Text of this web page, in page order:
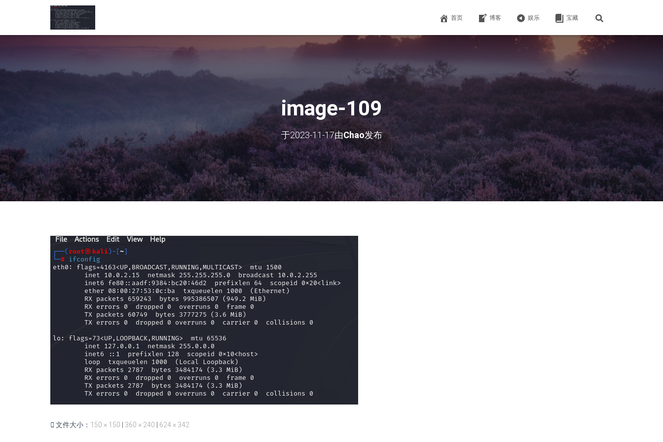
首页 博客 娱乐 宝藏
image-109
于2023-11-17由Chao发布
文件大小： 150 × 150 360 × 240 624 × 342